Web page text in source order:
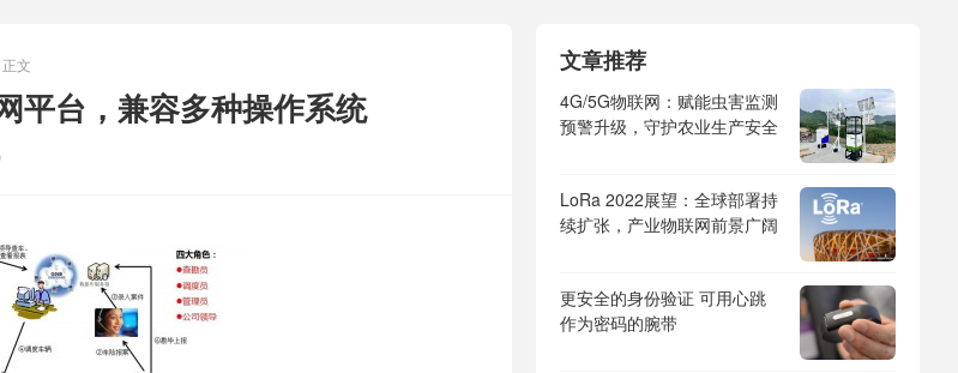
正文
平台，兼容多种操作系统
文章推荐
4G/5G物联网：赋能虫害监测
预警升级，守护农业生产安全
LoRa 2022展望：全球部署持
续扩张，产业物联网前景广阔
更安全的身份验证 可用心跳
作为密码的腕带